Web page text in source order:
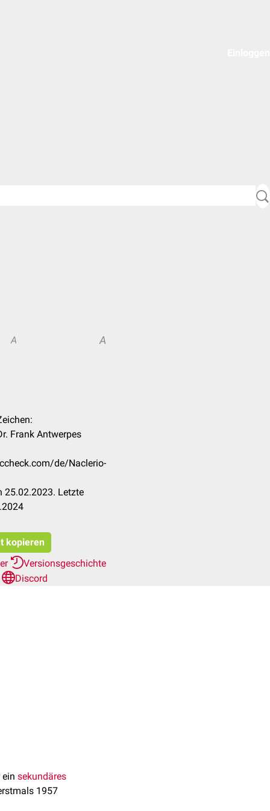
A A
Frank Antwerpes
de/Naclerio-
25.02.2023. Letzte
kopieren
Versionsgeschichte
Discord
ein sekundäres
1957